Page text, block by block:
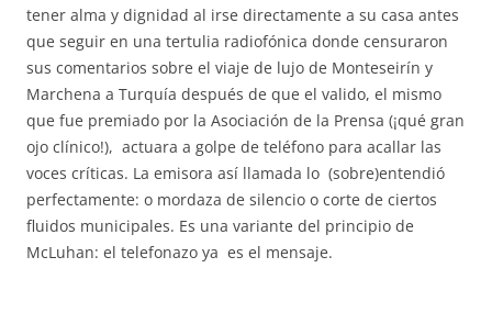
tener alma y dignidad al irse directamente a su casa antes
que seguir en una tertulia radiofónica donde censuraron
sus comentarios sobre el viaje de lujo de Monteseirín y
Marchena a Turquía después de que el valido, el mismo
que fue premiado por la Asociación de la Prensa (¡qué gran
ojo clínico!), actuara a golpe de teléfono para acallar las
voces críticas. La emisora así llamada lo (sobre)entendió
perfectamente: o mordaza de silencio o corte de ciertos
fluidos municipales. Es una variante del principio de
McLuhan: el telefonazo ya es el mensaje.